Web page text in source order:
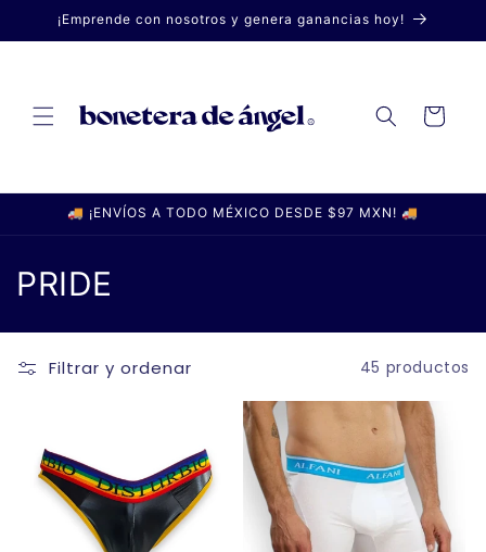
directamente
al contenido
¡Emprende con nosotros y genera ganancias hoy!
Carrito
🚚 ¡ENVÍOS A TODO MÉXICO DESDE $97 MXN! 🚚
C
o
l
PRIDE
Filtrar y ordenar 45 productos